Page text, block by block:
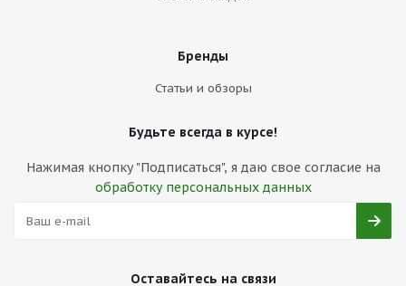
Бренды
Статьи и обзоры
Будьте всегда в курсе!
Нажимая кнопку "Подписаться", я даю свое согласие на
обработку персональных данных
Оставайтесь на связи